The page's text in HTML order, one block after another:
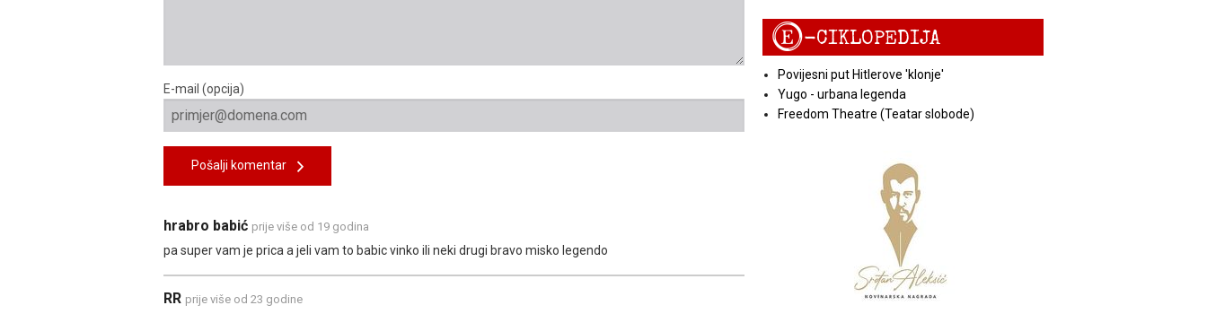
E-mail (opcija)
Pošalji komentar
hrabro babić prije više od 19 godina
pa super vam je prica a jeli vam to babic vinko ili neki drugi bravo misko legendo
RR prije više od 23 godine
E-CIKLOPEDIJA
Povijesni put Hitlerove 'klonje'
Yugo - urbana legenda
Freedom Theatre (Teatar slobode)